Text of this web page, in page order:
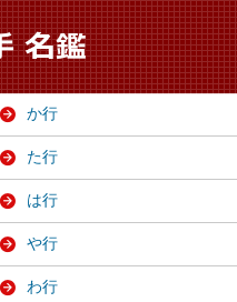
か行
た行
は行
や行
わ行